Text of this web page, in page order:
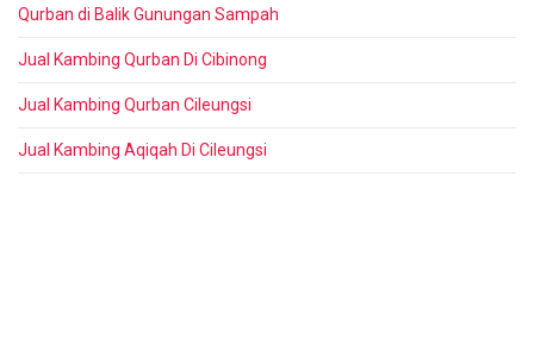
Qurban di Balik Gunungan Sampah
Jual Kambing Qurban Di Cibinong
Jual Kambing Qurban Cileungsi
Jual Kambing Aqiqah Di Cileungsi